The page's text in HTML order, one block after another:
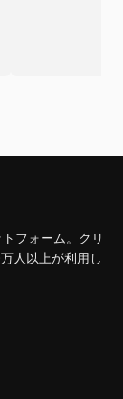
フォーム。クリ
人以上が利用し